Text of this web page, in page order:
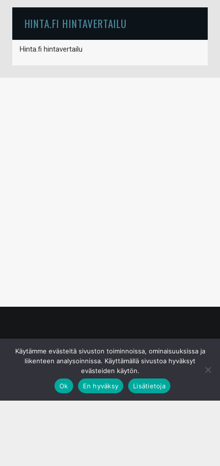
HINTA.FI HINTAVERTAILU
Hinta.fi hintavertailu
Käytämme evästeitä sivuston toiminnoissa, ominaisuuksissa ja
liikenteen analysoinnissa. Käyttämällä sivustoa hyväksyt
evästeiden käytön.
Ok
En hyväksy Lisätietoja